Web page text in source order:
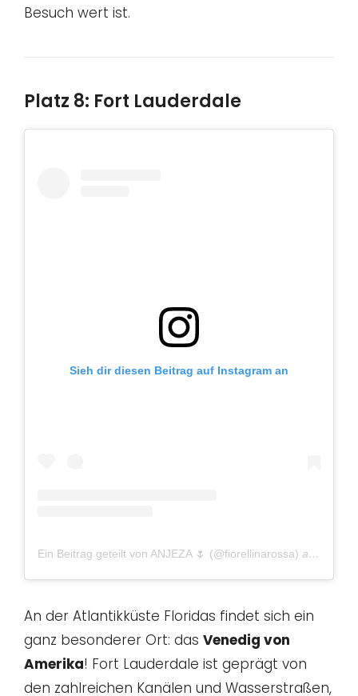
Besuch wert ist.
Platz 8: Fort Lauderdale
Sieh dir diesen Beitrag auf Instagram an
Ein Beitrag geteilt von ANJEZA 🌷 (@fiorellinarossa) am
An der Atlantikküste Floridas findet sich ein
ganz besonderer Ort: das Venedig von
Amerika! Fort Lauderdale ist geprägt von
den zahlreichen Kanälen und Wasserstraßen,